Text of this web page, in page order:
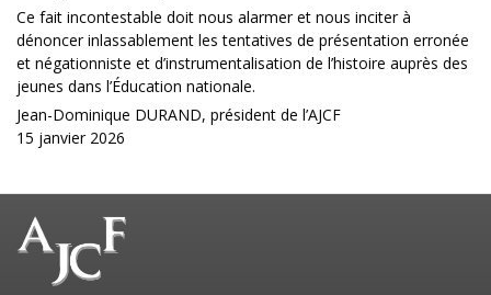
Ce fait incontestable doit nous alarmer et nous inciter à
dénoncer inlassablement les tentatives de présentation erronée
et négationniste et d’instrumentalisation de l’histoire auprès des
jeunes dans l’Éducation nationale.
Jean-Dominique DURAND, président de l’AJCF
15 janvier 2026